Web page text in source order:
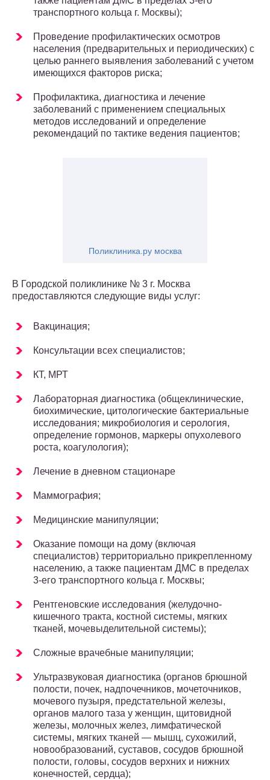
транспортного кольца г. Москвы);
Проведение профилактических осмотров
населения (предварительных и периодических) с
целью раннего выявления заболеваний с учетом
имеющихся факторов риска;
Профилактика, диагностика и лечение
заболеваний с применением специальных
методов исследований и определение
рекомендаций по тактике ведения пациентов;
Поликлиника.ру москва
В Городской поликлинике № 3 г. Москва
предоставляются следующие виды услуг:
Вакцинация;
Консультации всех специалистов;
КТ, МРТ
Лабораторная диагностика (общеклинические,
биохимические, цитологические бактериальные
исследования; микробиология и серология,
определение гормонов, маркеры опухолевого
роста, коагулология);
Лечение в дневном стационаре
Маммография;
Медицинские манипуляции;
Оказание помощи на дому (включая
специалистов) территориально прикрепленному
населению, а также пациентам ДМС в пределах
3-его транспортного кольца г. Москвы;
Рентгеновские исследования (желудочно-
кишечного тракта, костной системы, мягких
тканей, мочевыделительной системы);
Сложные врачебные манипуляции;
Ультразвуковая диагностика (органов брюшной
полости, почек, надпочечников, мочеточников,
мочевого пузыря, предстательной железы,
органов малого таза у женщин, щитовидной
железы, молочных желез, лимфатической
системы, мягких тканей — мышц, сухожилий,
новообразований, суставов, сосудов брюшной
полости, головы, сосудов верхних и нижних
конечностей, сердца);